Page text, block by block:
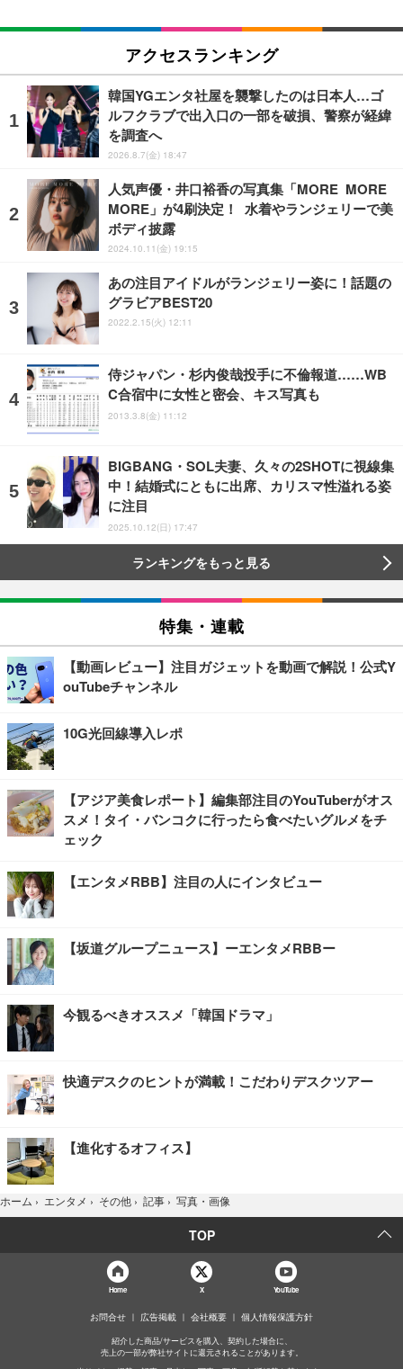
アクセスランキング
韓国YGエンタ社屋を襲撃したのは日本人…ゴ
ルフクラブで出入口の一部を破損、警察が経緯
を調査へ
2026.8.7(金) 18:47
人気声優・井口裕香の写真集「MORE MORE
MORE」が4刷決定！ 水着やランジェリーで美
ボディ披露
2024.10.11(金) 19:15
あの注目アイドルがランジェリー姿に！話題の
グラビアBEST20
2022.2.15(火) 12:11
侍ジャパン・杉内俊哉投手に不倫報道……WB
C合宿中に女性と密会、キス写真も
2013.3.8(金) 11:12
BIGBANG・SOL夫妻、久々の2SHOTに視線集
中！結婚式にともに出席、カリスマ性溢れる姿
に注目
2025.10.12(日) 17:47
ランキングをもっと見る
特集・連載
【動画レビュー】注目ガジェットを動画で解説！公式Y
ouTubeチャンネル
10G光回線導入レポ
【アジア美食レポート】編集部注目のYouTuberがオス
スメ！タイ・バンコクに行ったら食べたいグルメをチ
ェック
【エンタメRBB】注目の人にインタビュー
【坂道グループニュース】ーエンタメRBBー
今観るべきオススメ「韓国ドラマ」
快適デスクのヒントが満載！こだわりデスクツアー
【進化するオフィス】
ホーム › エンタメ › その他 › 記事 › 写真・画像
TOP
Home X YouTube
お問合せ 広告掲載 会社概要 個人情報保護方針
紹介した商品/サービスを購入、契約した場合に、
売上の一部が弊社サイトに還元されることがあります。